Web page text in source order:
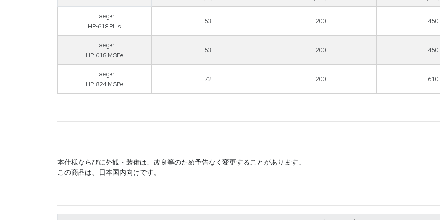
Haeger
HP-618 Plus
53 200 450
Haeger
HP-618 MSPe
53 200 450
Haeger
HP-824 MSPe
72 200 610
本仕様ならびに外観・装備は、改良等のため予告なく変更することがあります。
この商品は、日本国内向けです。